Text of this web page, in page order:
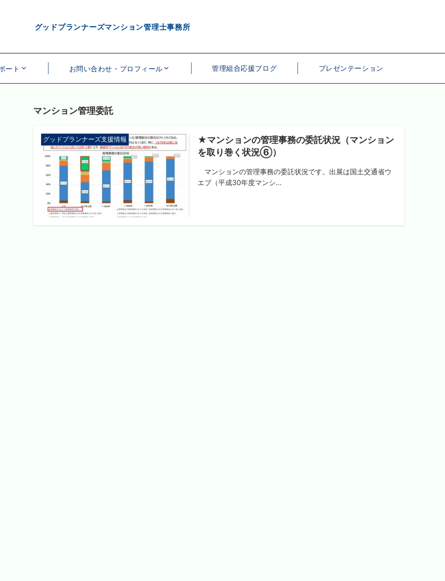
グッドプランナーズマンション管理士事務所
ート お問い合わせ・プロフィール 管理組合応援ブログ プレゼンテーション
マンション管理委託
グッドプランナーズ支援情報
★マンションの管理事務の委託状況（マンション
を取り巻く状況⑥）
マンションの管理事務の委託状況です。出展は国土交通省ウ
エブ（平成30年度マンシ...